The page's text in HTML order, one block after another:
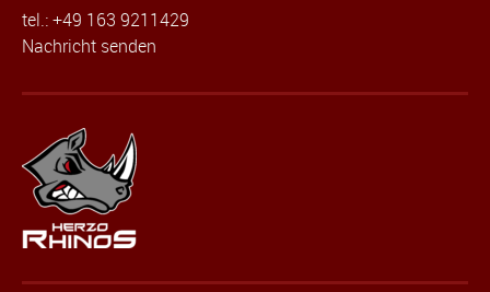
tel.: +49 163 9211429
Nachricht senden